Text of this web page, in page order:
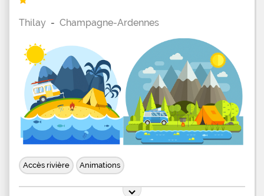
Thilay - Champagne-Ardennes
Accès rivière Animations